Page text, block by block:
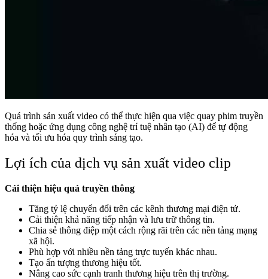
Quá trình sản xuất video có thể thực hiện qua việc quay phim truyền
thống hoặc ứng dụng công nghệ trí tuệ nhân tạo (AI) để tự động
hóa và tối ưu hóa quy trình sáng tạo.
Lợi ích của dịch vụ sản xuất video clip
Cải thiện hiệu quả truyền thông
Tăng tỷ lệ chuyển đổi trên các kênh thương mại điện tử.
Cải thiện khả năng tiếp nhận và lưu trữ thông tin.
Chia sẻ thông điệp một cách rộng rãi trên các nền tảng mạng
xã hội.
Phù hợp với nhiều nền tảng trực tuyến khác nhau.
Tạo ấn tượng thương hiệu tốt.
Nâng cao sức cạnh tranh thương hiệu trên thị trường.